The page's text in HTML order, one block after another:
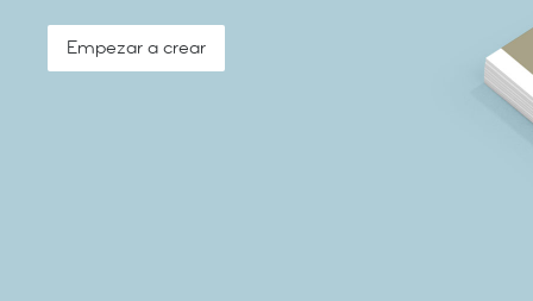
Empezar a crear